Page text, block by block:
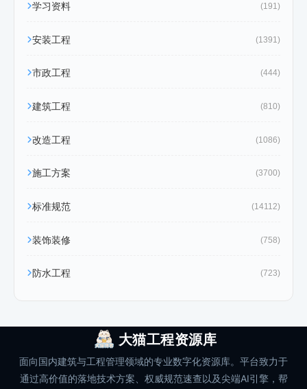
学习资料 (191)
安装工程 (1391)
市政工程 (444)
建筑工程 (810)
改造工程 (1086)
施工方案 (3700)
标准规范 (14112)
装饰装修 (758)
防水工程 (723)
大猫工程资源库
面向国内建筑与工程管理领域的专业数字化资源库。平台致力于
通过高价值的落地技术方案、权威规范速查以及尖端AI引擎，帮